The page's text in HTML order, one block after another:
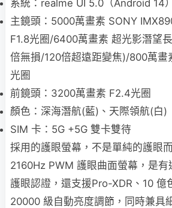
系統：realme UI 5.0（Android 14）
主鏡頭：5000萬畫素 SONY
F1.8光圈/6400萬畫素 超光影潛望
倍無損/120倍超遠距變焦)/800萬畫
光圈
前鏡頭：3200萬畫素 F2.4光圈
顏色：深海潛航(藍)、天際領航(白)
SIM 卡：5G +5G 雙卡雙待
採用的護眼螢幕，不是單純的護眼
2160Hz PWM 護眼曲面螢幕，是有
護眼認證，還支援Pro-XDR、10 億
20000 級自動亮度調節，同時兼具